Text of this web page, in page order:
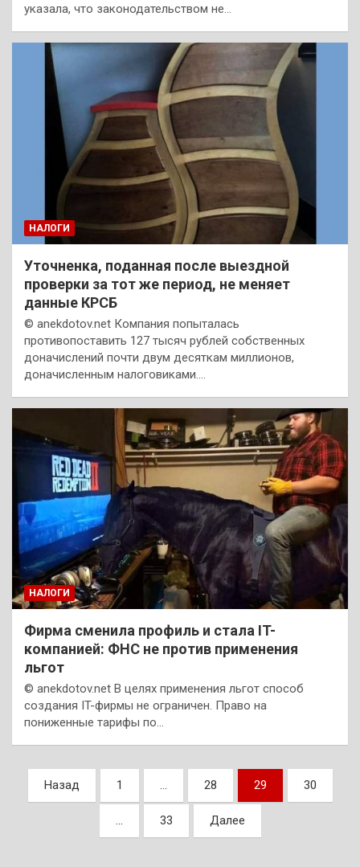
указала, что законодательством не…
НАЛОГИ
Уточненка, поданная после выездной
проверки за тот же период, не меняет
данные КРСБ
© anekdotov.net Компания попыталась
противопоставить 127 тысяч рублей собственных
доначислений почти двум десяткам миллионов,
доначисленным налоговиками.…
НАЛОГИ
Фирма сменила профиль и стала IT-
компанией: ФНС не против применения
льгот
© anekdotov.net В целях применения льгот способ
создания IT-фирмы не ограничен. Право на
пониженные тарифы по…
Пагинация
записей
Назад 1 … 28 29 30
… 33 Далее